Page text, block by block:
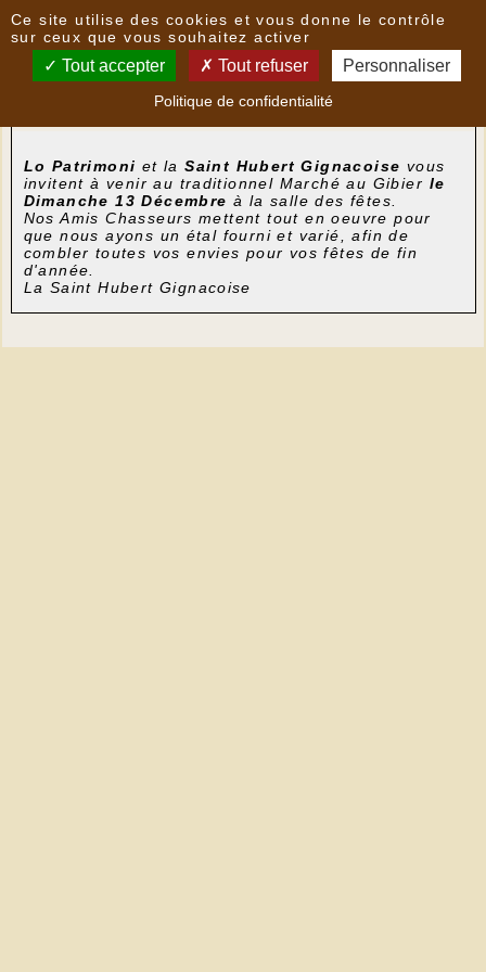
Nouvelles
Marché au Gibier du 13 décembre - le
Lo Patrimoni et laSaint Hubert Gignacoise vous
invitent à venir au traditionnel Marché au Gibier le
Dimanche 13 Décembre à la salle des fêtes.
Nos Amis Chasseurs mettent tout en oeuvre pour
que nous ayons un étal fourni et varié, afin de
combler toutes vos envies pour vos fêtes de fin
d'année.
La Saint Hubert Gignacoise
Ce site utilise des cookies et vous donne le contrôle
sur ceux que vous souhaitez activer
Tout accepter Tout refuser Personnaliser
Politique de confidentialité